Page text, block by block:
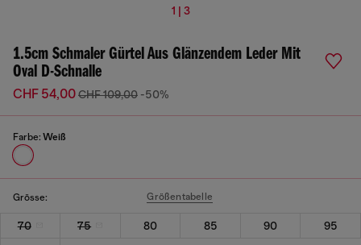
1 | 3
1.5cm Schmaler Gürtel Aus Glänzendem Leder Mit
Oval D-Schnalle
CHF 54,00CHF 109,00 -50%
Farbe: Weiß
Grösse: Größentabelle
70 75 80 85 90
95